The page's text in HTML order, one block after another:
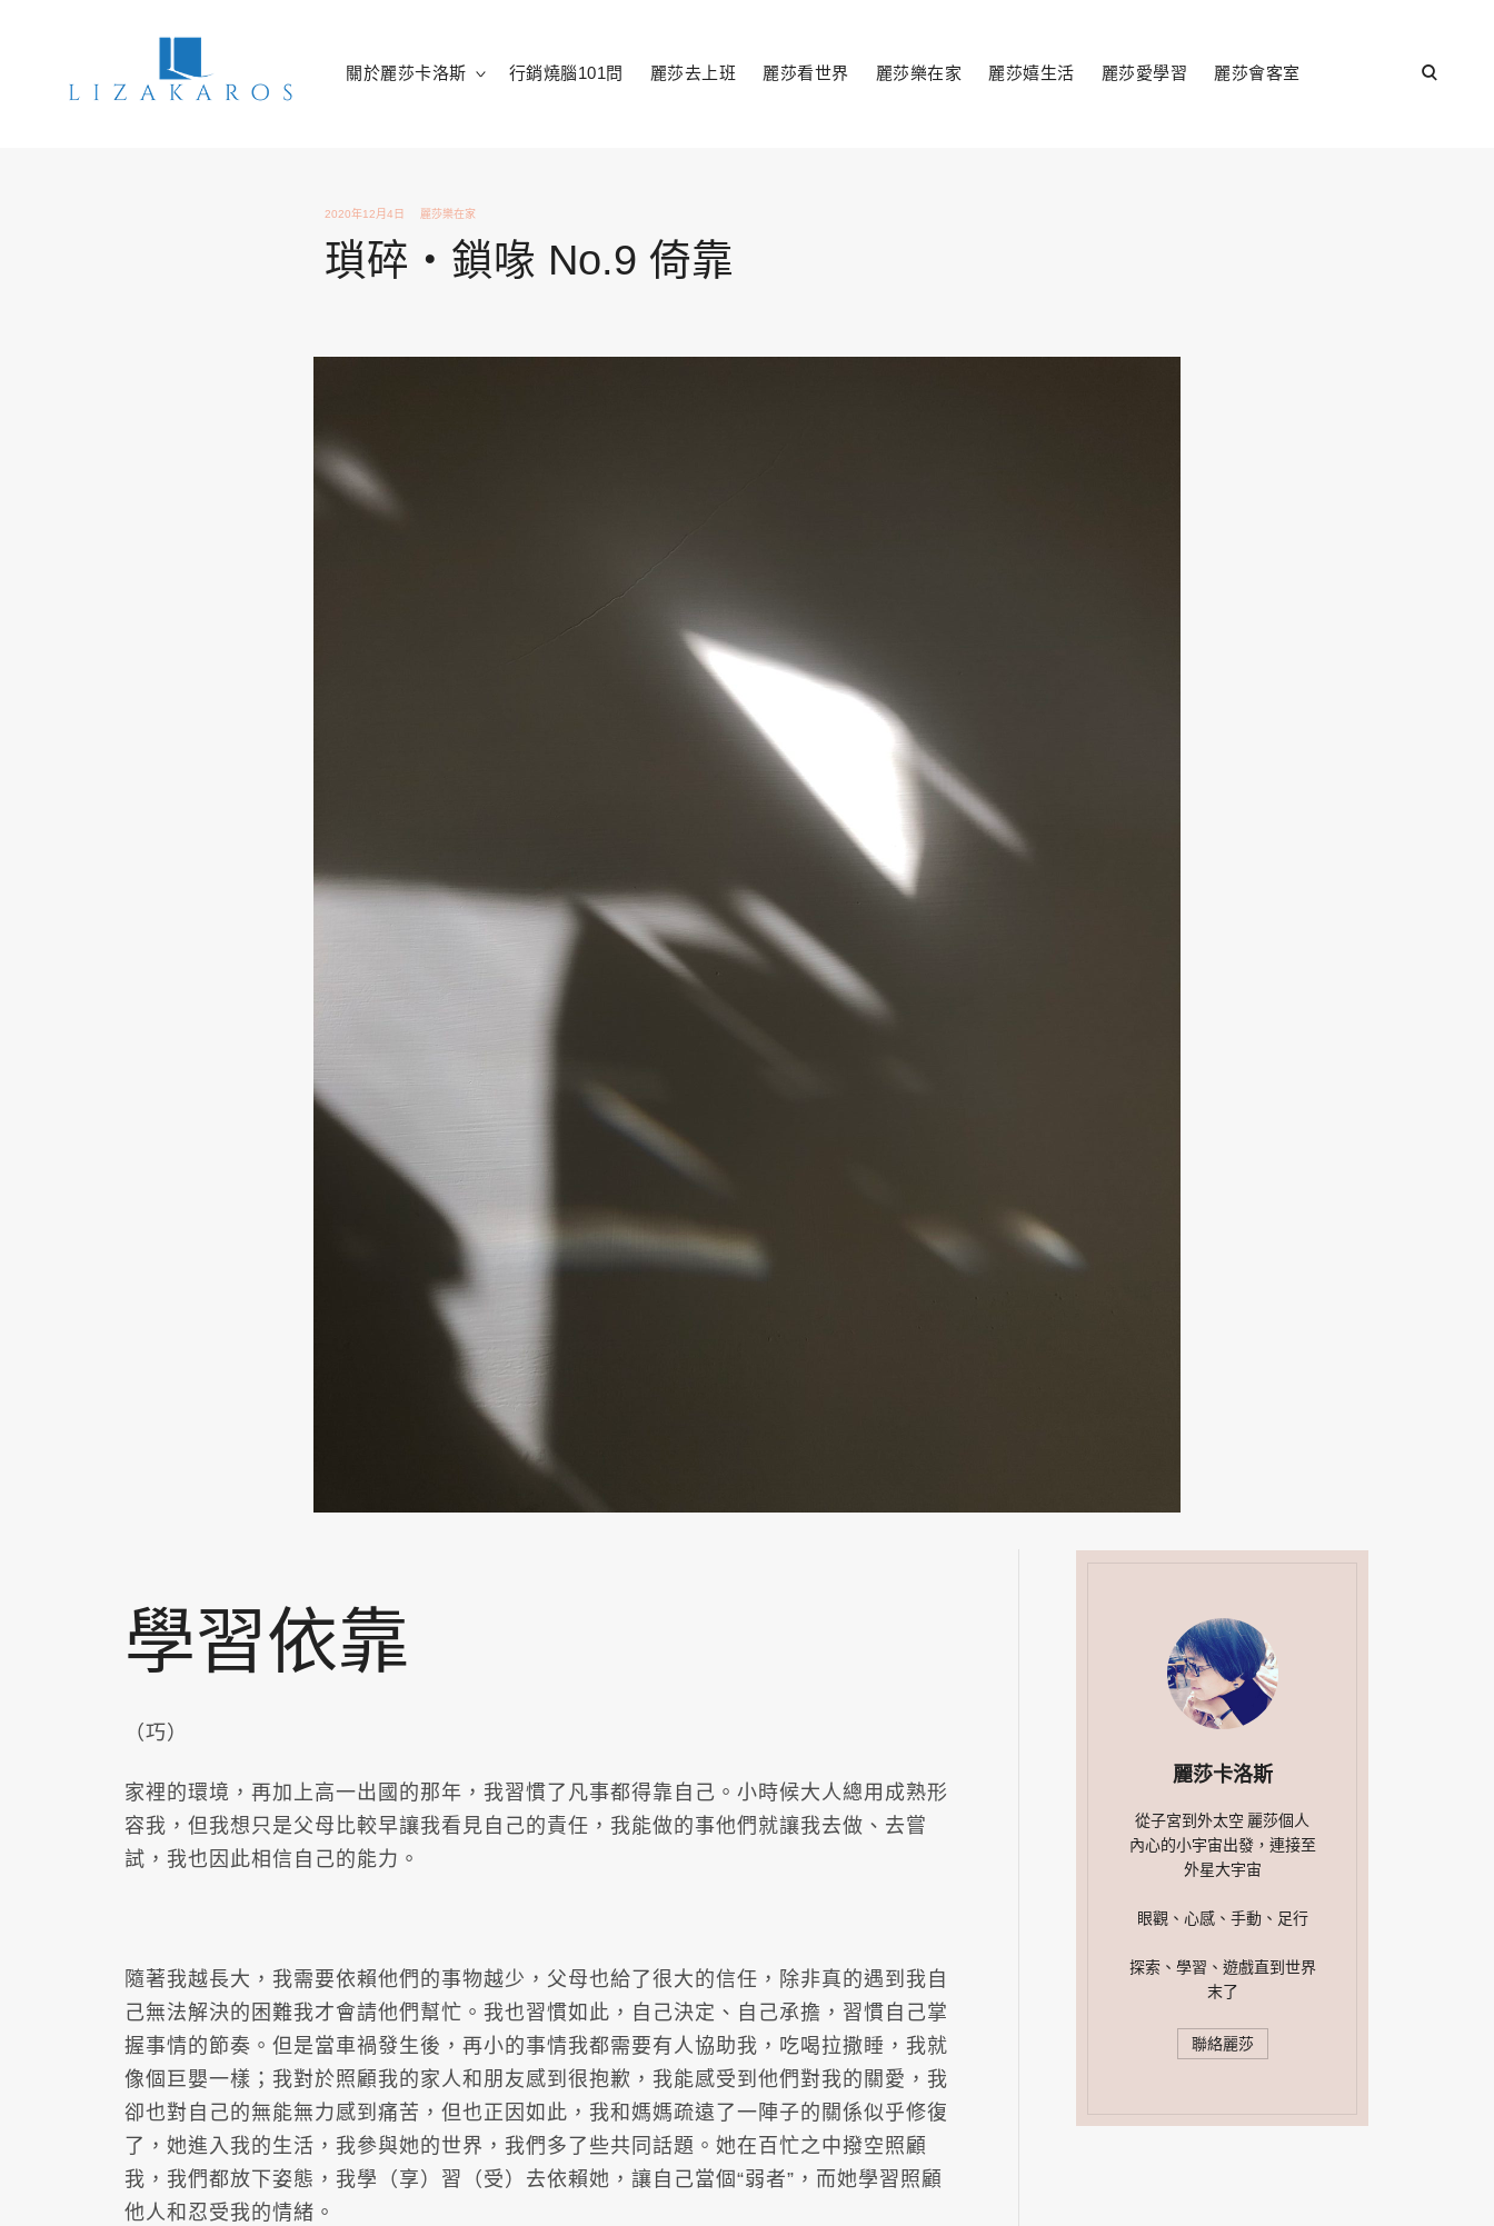
關於麗莎卡洛斯 toggle
child
行銷燒腦101問 麗莎去上班 麗莎看世界 麗莎樂在家 麗莎嬉生活 麗莎愛學習 麗莎會客室
open
2020年12月4日 麗莎樂在家
瑣碎‧鎖喙 No.9 倚靠
學習依靠
（巧）
家裡的環境，再加上高一出國的那年，我習慣了凡事都得靠自己。小時候大人總用成熟形
容我，但我想只是父母比較早讓我看見自己的責任，我能做的事他們就讓我去做、去嘗
試，我也因此相信自己的能力。
隨著我越長大，我需要依賴他們的事物越少，父母也給了很大的信任，除非真的遇到我自
己無法解決的困難我才會請他們幫忙。我也習慣如此，自己決定、自己承擔，習慣自己掌
握事情的節奏。但是當車禍發生後，再小的事情我都需要有人協助我，吃喝拉撒睡，我就
像個巨嬰一樣；我對於照顧我的家人和朋友感到很抱歉，我能感受到他們對我的關愛，我
卻也對自己的無能無力感到痛苦，但也正因如此，我和媽媽疏遠了一陣子的關係似乎修復
了，她進入我的生活，我參與她的世界，我們多了些共同話題。她在百忙之中撥空照顧
我，我們都放下姿態，我學（享）習（受）去依賴她，讓自己當個“弱者”，而她學習照顧
他人和忍受我的情緒。
麗莎卡洛斯
從子宮到外太空 麗莎個人
內心的小宇宙出發，連接至
外星大宇宙
眼觀、心感、手動、足行
探索、學習、遊戲直到世界
末了
聯絡麗莎